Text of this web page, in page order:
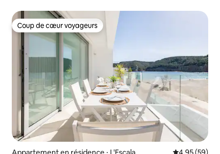
Coup de cœur voyageurs
Coup de cœur voyageurs